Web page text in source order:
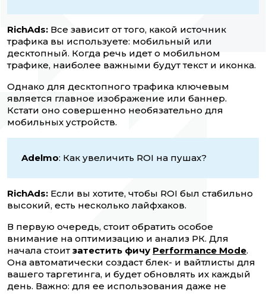
RichAds: Все зависит от того, какой источник
трафика вы используете: мобильный или
десктопный. Когда речь идет о мобильном
трафике, наиболее важными будут текст и иконка.
Однако для десктопного трафика ключевым
является главное изображение или баннер.
Кстати оно совершенно необязательно для
мобильных устройств.
Adelmo: Как увеличить ROI на пушах?
RichAds: Если вы хотите, чтобы ROI был стабильно
высокий, есть несколько лайфхаков.
В первую очередь, стоит обратить особое
внимание на оптимизацию и анализ РК. Для
начала стоит затестить фичу Performance Mode.
Она автоматически создаст блек- и вайтлисты для
вашего таргетинга, и будет обновлять их каждый
день. Важно: для ее использования даже не